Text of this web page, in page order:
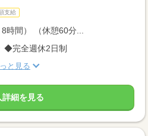
支給
時間） （休憩60分...
◆完全週休2日制
と見る
詳細を見る